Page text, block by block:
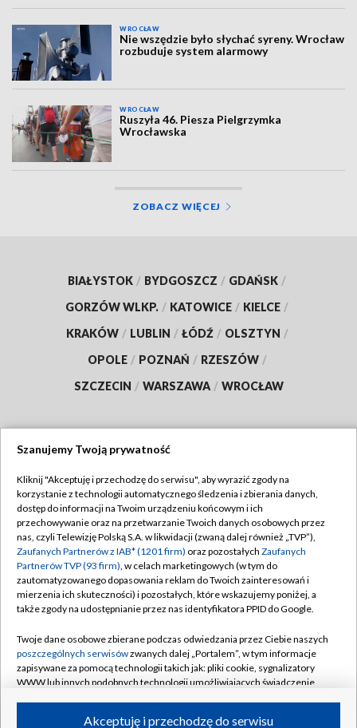
WROCŁAW
Nie wszędzie było słychać syreny. Wrocław
rozbuduje system alarmowy
WROCŁAW
Ruszyła 46. Piesza Pielgrzymka
Wrocławska
ZOBACZ WIĘCEJ
BIAŁYSTOK / BYDGOSZCZ / GDAŃSK /
GORZÓW WLKP. / KATOWICE / KIELCE /
KRAKÓW / LUBLIN / ŁÓDŹ / OLSZTYN /
OPOLE / POZNAŃ / RZESZÓW /
SZCZECIN / WARSZAWA / WROCŁAW
TVP
Abonament TVP
Emisja w TVP
Centrum informacji TVP
Naziemna Telewizja Cyfrowa
Rada Programowa
System NOS
Informacje o nadawcy
Regulamin TVP
Polityka prywatności
Moje zgody
Pomoc
Kontakt
Kanały
Szanujemy Twoją prywatność
Kliknij "Akceptuję i przechodzę do serwisu", aby wyrazić zgody na
korzystanie z technologii automatycznego śledzenia i zbierania danych,
dostęp do informacji na Twoim urządzeniu końcowym i ich
przechowywanie oraz na przetwarzanie Twoich danych osobowych przez
nas, czyli Telewizję Polską S.A. w likwidacji (zwaną dalej również „TVP”),
Zaufanych Partnerów z IAB* (1201 firm) oraz pozostałych Zaufanych
Partnerów TVP (93 firm), w celach marketingowych (w tym do
zautomatyzowanego dopasowania reklam do Twoich zainteresowań i
mierzenia ich skuteczności) i pozostałych, które wskazujemy poniżej, a
także zgody na udostępnianie przez nas identyfikatora PPID do Google.
Twoje dane osobowe zbierane podczas odwiedzania przez Ciebie naszych
poszczególnych serwisówzwanych dalej „Portalem”, w tym informacje
zapisywane za pomocą technologii takich jak: pliki cookie, sygnalizatory
WWW lub innych podobnych technologii umożliwiających świadczenie
ruchu w Internecie.Akceptuję i przechodzę do serwisu